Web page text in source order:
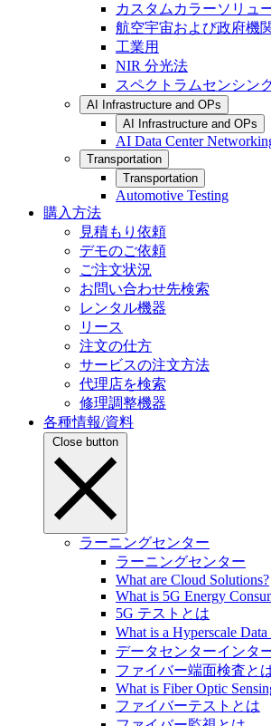
カスタムカラーソリュ
航空宇宙および政府機
工業用
NIR 分光法
スペクトラムセンシン
AI Infrastructure and OPs
AI Infrastructure and OPs
AI Data Center
Transportation
Transportation
Automotive Testing
購入方法
見積もり依頼
デモのご依頼
ご注文状況
お問い合わせ先検索
レンタル機器
リース
注文の仕方
サービスの注文方法
代理店を検索
修理調整機器
各種情報/資料
Close button
ラーニングセンター
ラーニングセンター
What are Cloud Solutions?
What is 5G Energy
5G テストとは
What is a Hyperscale
データセンターインタ
ファイバー端面検査と
What is Fiber Optic
ファイバーテストとは